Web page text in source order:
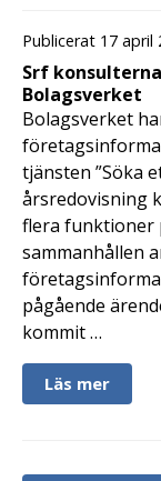
Publicerat 17 april
Srf
Bolagsverket
Bolagsverket
tjänsten ”Söka
årsredovisning
flera funktioner
sammanhållen
pågående
kommit …
Läs mer